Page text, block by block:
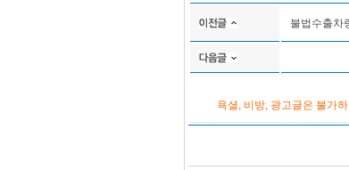
불법수출차
욕셜, 비방, 광고글은 불가